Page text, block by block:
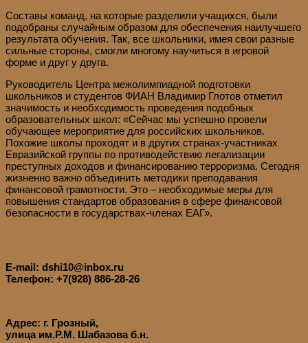
Составы команд, на которые разделили учащихся, были
подобраны случайным образом для обеспечения наилучшего
результата обучения. Так, все школьники, имея свои разные
сильные стороны, смогли многому научиться в игровой
форме и друг у друга.
Руководитель Центра межолимпиадной подготовки
школьников и студентов ФИАН Владимир Глотов отметил
значимость и необходимость проведения подобных
образовательных школ: «Сейчас мы успешно провели
обучающее мероприятие для российских школьников.
Похожие школы проходят и в других странах-участниках
Евразийской группы по противодействию легализации
преступных доходов и финансированию терроризма. Сегодня
жизненно важно объединить методики преподавания
финансовой грамотности. Это – необходимые меры для
повышения стандартов образования в сфере финансовой
безопасности в государствах-членах ЕАГ».
E-mail: dshi10@inbox.ru
Телефон: +7(928) 886-28-26
Адрес: г. Грозный,
улица им.Р.М. Шабазова б.н.